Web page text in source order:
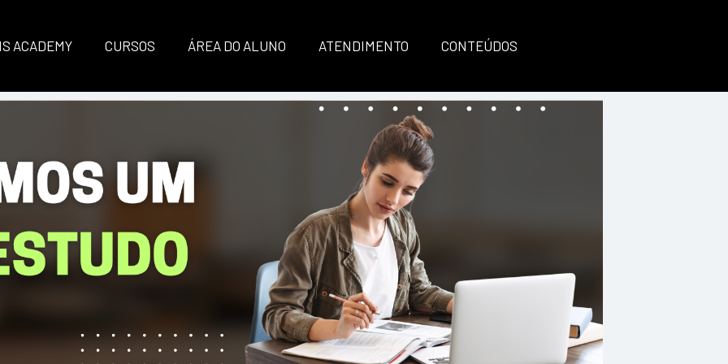
ACADEMY CURSOS ÁREA DO ALUNO ATENDIMENTO CONTEÚDOS